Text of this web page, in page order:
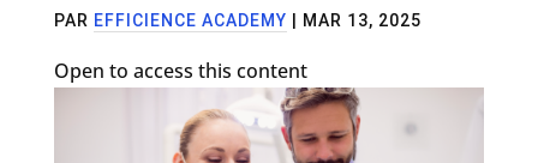
PAR EFFICIENCE ACADEMY | MAR 13, 2025
Open to access this content